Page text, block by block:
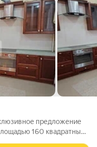
предложение
160 квадратных